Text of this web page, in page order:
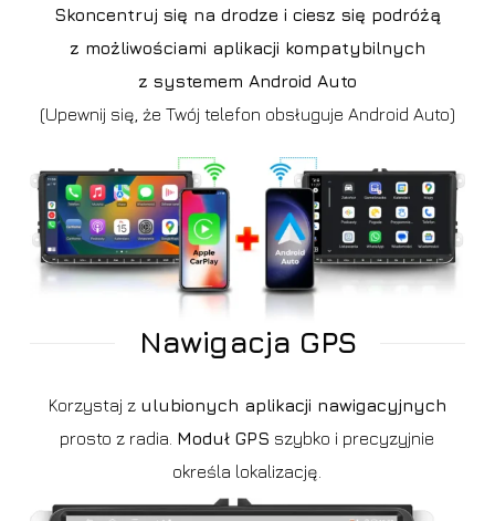
Skoncentruj się na drodze i ciesz się podróżą
z możliwościami aplikacji kompatybilnych
z systemem Android Auto
(Upewnij się, że Twój telefon obsługuje Android Auto)
Nawigacja GPS
Korzystaj z ulubionych aplikacji nawigacyjnych
prosto z radia. Moduł GPS szybko i precyzyjnie
określa lokalizację.